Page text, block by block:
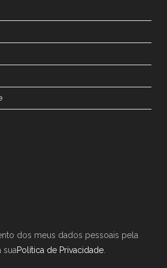
dos meus dados pessoais pela
suaPolítica de Privacidade